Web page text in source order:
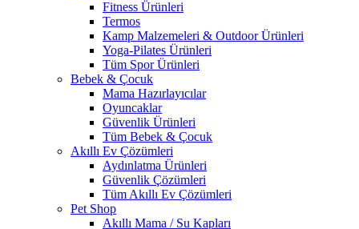
Fitness Ürünleri
Termos
Kamp Malzemeleri & Outdoor Ürünleri
Yoga-Pilates Ürünleri
Tüm Spor Ürünleri
Bebek & Çocuk
Mama Hazırlayıcılar
Oyuncaklar
Güvenlik Ürünleri
Tüm Bebek & Çocuk
Akıllı Ev Çözümleri
Aydınlatma Ürünleri
Güvenlik Çözümleri
Tüm Akıllı Ev Çözümleri
Pet Shop
Akıllı Mama / Su Kapları